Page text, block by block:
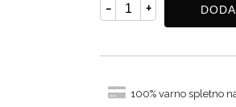
-
+
100% varno spletno